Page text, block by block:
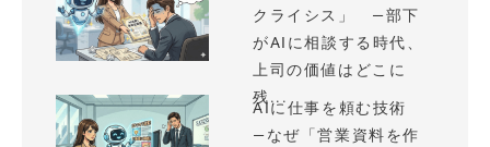
クライシス」 —部下
がAIに相談する時代、
上司の価値はどこに
残...
AIに仕事を頼む技術
—なぜ「営業資料を作